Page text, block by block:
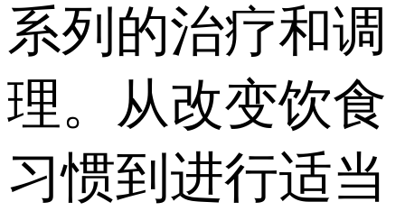
系列的治疗和调
理。从改变饮食
习惯到进行适当